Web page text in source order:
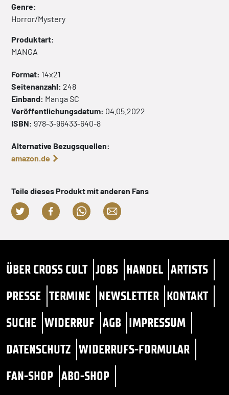
Genre:
Horror/Mystery
Produktart:
MANGA
Format: 14x21
Seitenanzahl: 248
Einband: Manga SC
Veröffentlichungsdatum: 04.05.2022
ISBN: 978-3-96433-640-8
Alternative Bezugsquellen:
amazon.de
Teile dieses Produkt mit anderen Fans
ÜBER CROSS CULT JOBS HANDEL ARTISTS
PRESSE TERMINE NEWSLETTER KONTAKT
SUCHE WIDERRUF AGB IMPRESSUM
DATENSCHUTZ WIDERRUFS-FORMULAR
FAN-SHOP ABO-SHOP